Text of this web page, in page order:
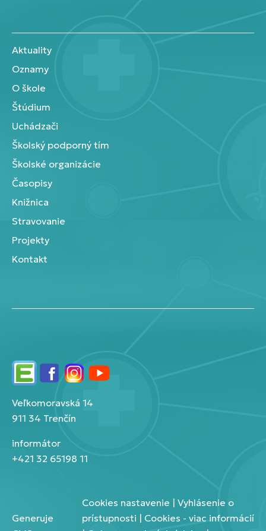
Aktuality
Oznamy
O škole
Štúdium
Uchádzači
Školský podporný tím
Školské organizácie
Časopisy
Knižnica
Stravovanie
Projekty
Kontakt
EdupageFacebookInstagram
YouTube
Veľkomoravská 14
911 34 Trenčín
informátor
+421 32 65198 11
Generuje
Cookies nastavenie | Vyhlásenie o
prístupnosti | Cookies - viac informácií